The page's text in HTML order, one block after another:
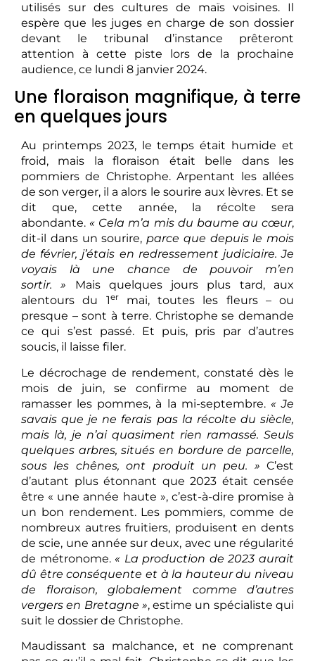
utilisés sur des cultures de maïs voisines. Il
espère que les juges en charge de son dossier
devant le tribunal d’instance prêteront
attention à cette piste lors de la prochaine
audience, ce lundi 8 janvier 2024.
Une floraison magnifique, à terre
en quelques jours
Au printemps 2023, le temps était humide et
froid, mais la floraison était belle dans les
pommiers de Christophe. Arpentant les allées
de son verger, il a alors le sourire aux lèvres. Et se
dit que, cette année, la récolte sera
abondante. « Cela m’a mis du baume au cœur,
dit-il dans un sourire, parce que depuis le mois
de février, j’étais en redressement judiciaire. Je
voyais là une chance de pouvoir m’en
sortir. » Mais quelques jours plus tard, aux
alentours du 1ermai, toutes les fleurs – ou
presque – sont à terre. Christophe se demande
ce qui s’est passé. Et puis, pris par d’autres
soucis, il laisse filer.
Le décrochage de rendement, constaté dès le
mois de juin, se confirme au moment de
ramasser les pommes, à la mi-septembre. « Je
savais que je ne ferais pas la récolte du siècle,
mais là, je n’ai quasiment rien ramassé. Seuls
quelques arbres, situés en bordure de parcelle,
sous les chênes, ont produit un peu. » C’est
d’autant plus étonnant que 2023 était censée
être « une année haute », c’est-à-dire promise à
un bon rendement. Les pommiers, comme de
nombreux autres fruitiers, produisent en dents
de scie, une année sur deux, avec une régularité
de métronome. « La production de 2023 aurait
dû être conséquente et à la hauteur du niveau
de floraison, globalement comme d’autres
vergers en Bretagne », estime un spécialiste qui
suit le dossier de Christophe.
Maudissant sa malchance, et ne comprenant